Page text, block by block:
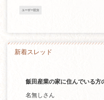
ユーザー区分
新着スレッド
飯田産業の家に住んでいる方
名無しさん